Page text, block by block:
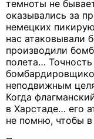
темноты не
оказывались за
немецких
нас атаковывали
производили
полета…
неподвижным
Когда
в Харстаде… его
не помню, чтобы в